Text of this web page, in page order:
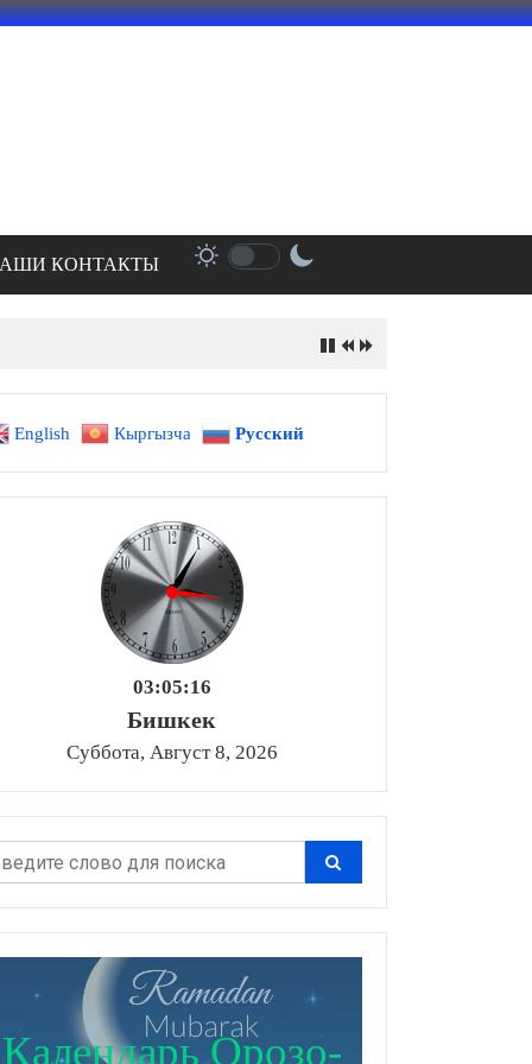
КОНТАКТЫ
English Кыргызча Русский
03:05:18
Бишкек
Суббота, Август 8, 2026
Календарь Орозо-